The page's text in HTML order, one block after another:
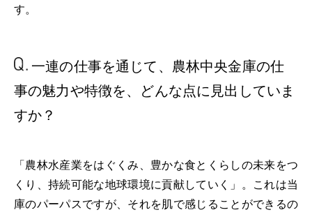
す。
一連の仕事を通じて、
農林中央金庫の仕
事の魅力や特徴を、どんな点に 見出していま
すか？
「農林水産業をはぐくみ、豊かな食とくらしの未来をつ
くり、持続可能な地球環境に貢献していく」。これは当
庫のパーパスですが、それを肌で感じることができるの